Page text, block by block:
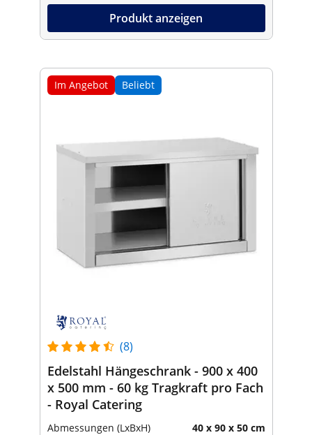
Produkt anzeigen
Im Angebot Beliebt
(8)
Edelstahl Hängeschrank - 900 x 400
x 500 mm - 60 kg Tragkraft pro Fach
- Royal Catering
Abmessungen (LxBxH) 40 x 90 x 50 cm